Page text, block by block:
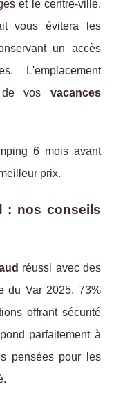
et le centre-ville.
vous évitera les
un accès
L'emplacement
de vos vacances
6 mois avant
prix.
: nos conseils
réussi avec des
du Var 2025, 73%
offrant sécurité
parfaitement à
pensées pour les